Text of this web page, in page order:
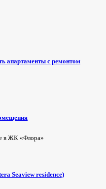
апартаменты с ремонтом
в ЖК «Флора»
Seaview rеsidence)